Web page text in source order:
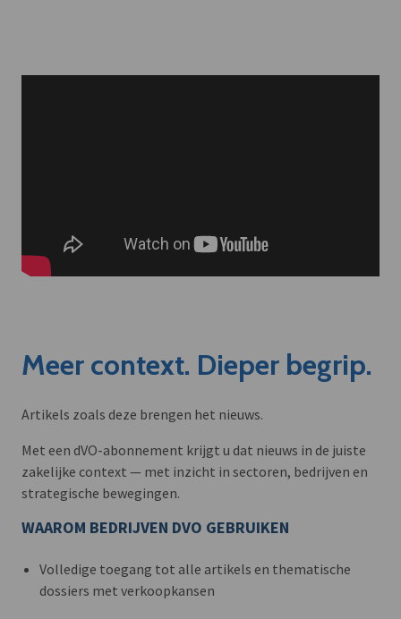
Meer context. Dieper begrip.
Artikels zoals deze brengen het nieuws.
Met een dVO-abonnement krijgt u dat nieuws in de juiste
zakelijke context — met inzicht in sectoren, bedrijven en
strategische bewegingen.
WAAROM BEDRIJVEN DVO GEBRUIKEN
Volledige toegang tot alle artikels en thematische
dossiers met verkoopkansen